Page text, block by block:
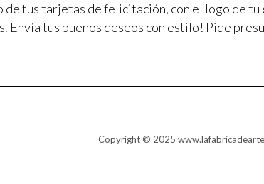
tus tarjetas de felicitación, con el logo de
Envía tus buenos deseos con estilo! Pide
Copyright © 2025